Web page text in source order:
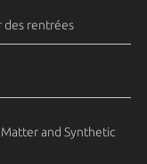
des rentrées
and Synthetic